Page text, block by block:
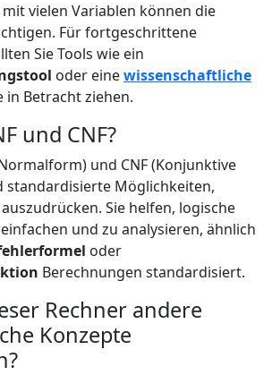
vielen Variablen können die
Für fortgeschrittene
Sie Tools wie ein
oder einewissenschaftliche
in Betracht ziehen.
und CNF?
und CNF (Konjunktive
standardisierte Möglichkeiten,
Sie helfen, logische
und zu analysieren, ähnlich
oder
Berechnungen standardisiert.
Rechner andere
Konzepte